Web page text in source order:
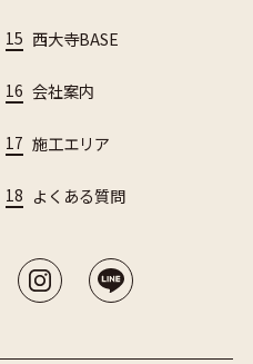
15 西大寺BASE
16 会社案内
17 施工エリア
18 よくある質問